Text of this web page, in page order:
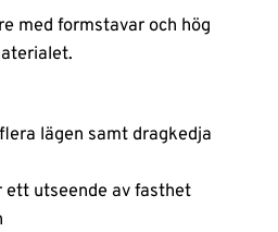
med formstavar och hög
lägen samt dragkedja
ett utseende av fasthet